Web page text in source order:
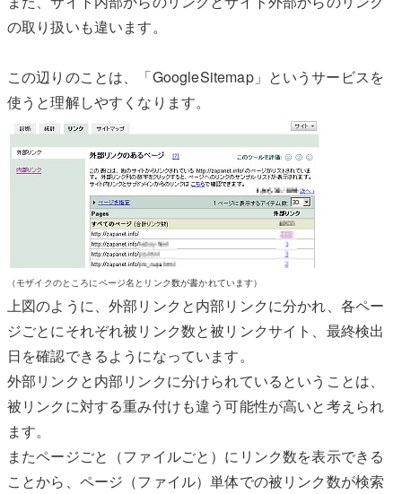
の取り扱いも違います。
この辺りのことは、「GoogleSitemap」というサービスを
使うと理解しやすくなります。
（モザイクのところにページ名とリンク数が書かれています）
上図のように、外部リンクと内部リンクに分かれ、各ペー
ジごとにそれぞれ被リンク数と被リンクサイト、最終検出
日を確認できるようになっています。
外部リンクと内部リンクに分けられているということは、
被リンクに対する重み付けも違う可能性が高いと考えられ
ます。
またページごと（ファイルごと）にリンク数を表示できる
ことから、ページ（ファイル）単体での被リンク数が検索